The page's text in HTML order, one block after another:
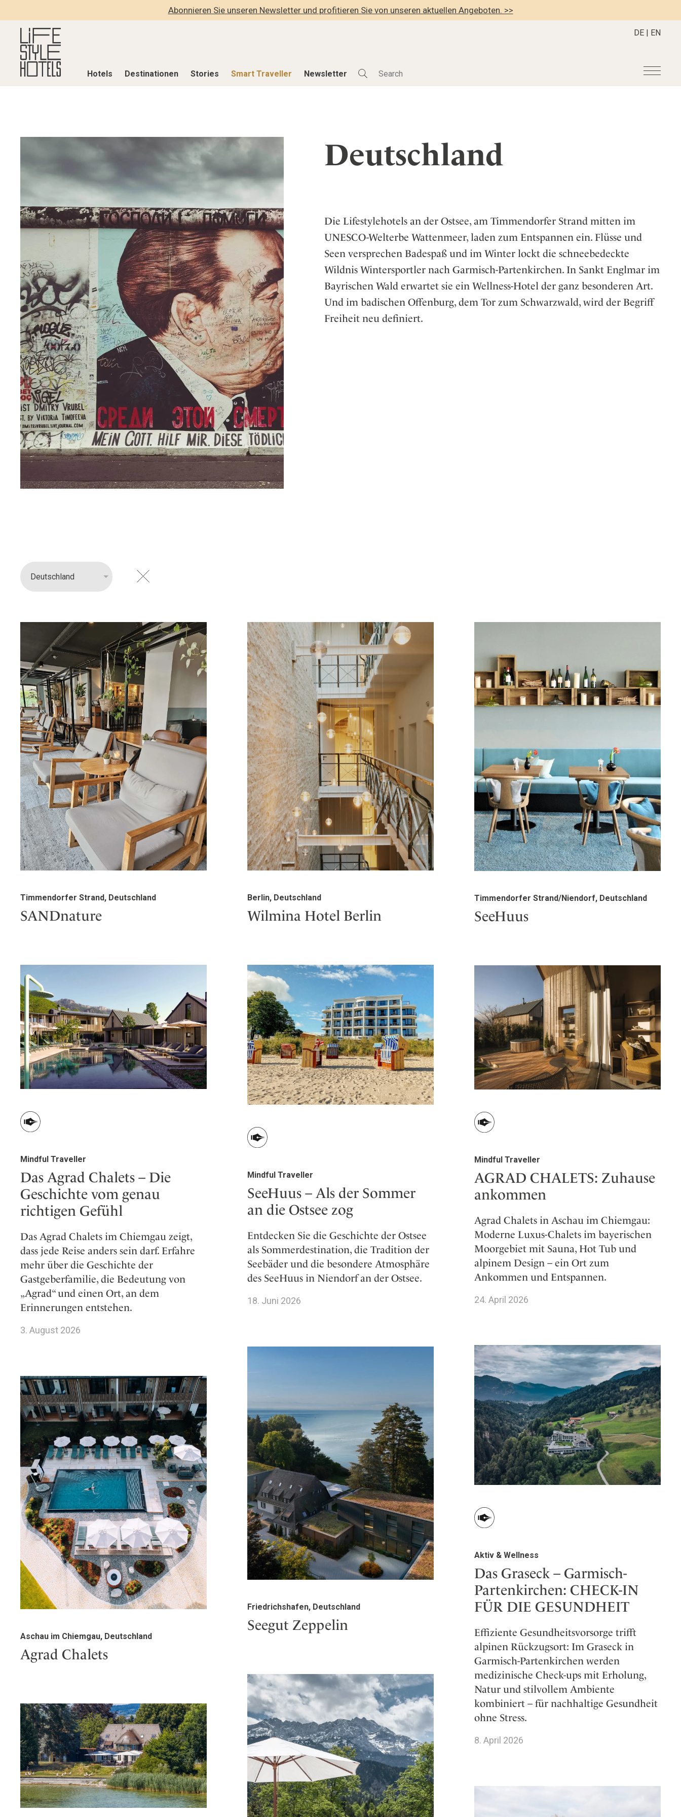
Abonnieren Sie unseren Newsletter und profitieren Sie von unseren aktuellen Angeboten. >>
Hotels Destinationen Stories Smart Traveller Newsletter
DE | EN
Mindful Traveller
New Member
Wellness
Belgien
Deutschland
Griechenland
Indien
Indonesien
Italien
Kroatien
Mexico
Niederlande
Österreich
Portugal
Schweden
Spanien
Schweiz
USA
Adventkalender
Aktiv & Wellness
Design & Architektur
Eat & Drink
Mindful Traveller
Osterkalender
Persönlichkeiten
Lifestylehotels BOOK
The Stylemate Magazin/e
Gutschein/Voucher
Smart Traveller
Newsletter Anmeldung
Register your Hotel
Deutschland
Die Lifestylehotels an der Ostsee, am Timmendorfer Strand mitten im
UNESCO-Welterbe Wattenmeer, laden zum Entspannen ein. Flüsse und
Seen versprechen Badespaß und im Winter lockt die schneebedeckte
Wildnis Wintersportler nach Garmisch-Partenkirchen. In Sankt Englmar im
Bayrischen Wald erwartet sie ein Wellness-Hotel der ganz besonderen Art.
Und im badischen Offenburg, dem Tor zum Schwarzwald, wird der Begriff
Freiheit neu definiert.
Timmendorfer Strand, Deutschland
SANDnature
Berlin, Deutschland
Wilmina Hotel Berlin
Timmendorfer Strand/Niendorf, Deutschland
SeeHuus
Mindful Traveller
Das Agrad Chalets – Die
Geschichte vom genau
richtigen Gefühl
Das Agrad Chalets im Chiemgau zeigt,
dass jede Reise anders sein darf. Erfahre
mehr über die Geschichte der
Gastgeberfamilie, die Bedeutung von
„Agrad“ und einen Ort, an dem
Erinnerungen entstehen.
3. August 2026
Mindful Traveller
SeeHuus – Als der Sommer
an die Ostsee zog
Entdecken Sie die Geschichte der Ostsee
als Sommerdestination, die Tradition der
Seebäder und die besondere Atmosphäre
des SeeHuus in Niendorf an der Ostsee.
18. Juni 2026
Mindful Traveller
AGRAD CHALETS: Zuhause
ankommen
Agrad Chalets in Aschau im Chiemgau:
Moderne Luxus-Chalets im bayerischen
Moorgebiet mit Sauna, Hot Tub und
alpinem Design – ein Ort zum
Ankommen und Entspannen.
24. April 2026
Aktiv & Wellness
Das Graseck – Garmisch-
Partenkirchen: CHECK-IN
FÜR DIE GESUNDHEIT
Effiziente Gesundheitsvorsorge trifft
alpinen Rückzugsort: Im Graseck in
Garmisch-Partenkirchen werden
medizinische Check-ups mit Erholung,
Natur und stilvollem Ambiente
kombiniert – für nachhaltige Gesundheit
ohne Stress.
8. April 2026
Friedrichshafen, Deutschland
Seegut Zeppelin
Aschau im Chiemgau, Deutschland
Agrad Chalets